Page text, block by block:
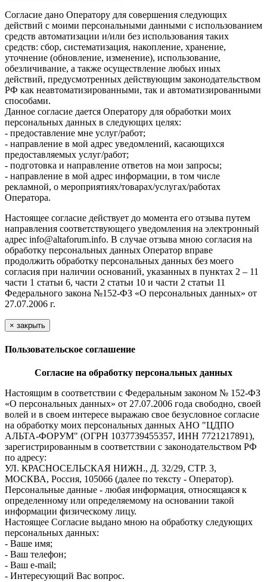
Согласие дано Оператору для совершения следующих
действий с моими персональными данными с использованием
средств автоматизации и/или без использования таких
средств: сбор, систематизация, накопление, хранение,
уточнение (обновление, изменение), использование,
обезличивание, а также осуществление любых иных
действий, предусмотренных действующим законодательством
РФ как неавтоматизированными, так и автоматизированными
способами.
Данное согласие дается Оператору для обработки моих
персональных данных в следующих целях:
- предоставление мне услуг/работ;
- направление в мой адрес уведомлений, касающихся
предоставляемых услуг/работ;
- подготовка и направление ответов на мои запросы;
- направление в мой адрес информации, в том числе
рекламной, о мероприятиях/товарах/услугах/работах
Оператора.
Настоящее согласие действует до момента его отзыва путем
направления соответствующего уведомления на электронный
адрес info@altaforum.info. В случае отзыва мною согласия на
обработку персональных данных Оператор вправе
продолжить обработку персональных данных без моего
согласия при наличии оснований, указанных в пунктах 2 – 11
части 1 статьи 6, части 2 статьи 10 и части 2 статьи 11
Федерального закона №152-ФЗ «О персональных данных» от
27.07.2006 г.
× закрыть
Пользовательское соглашение
Согласие на обработку персональных данных
Настоящим в соответствии с Федеральным законом № 152-ФЗ
«О персональных данных» от 27.07.2006 года свободно, своей
волей и в своем интересе выражаю свое безусловное согласие
на обработку моих персональных данных АНО "ЦДПО
АЛЬТА-ФОРУМ" (ОГРН 1037739455357, ИНН 7721217891),
зарегистрированным в соответствии с законодательством РФ
по адресу:
УЛ. КРАСНОСЕЛЬСКАЯ НИЖН., Д. 32/29, СТР. 3,
МОСКВА, Россия, 105066 (далее по тексту - Оператор).
Персональные данные - любая информация, относящаяся к
определенному или определяемому на основании такой
информации физическому лицу.
Настоящее Согласие выдано мною на обработку следующих
персональных данных:
- Ваше имя;
- Ваш телефон;
- Ваш e-mail;
- Интересующий Вас вопрос.